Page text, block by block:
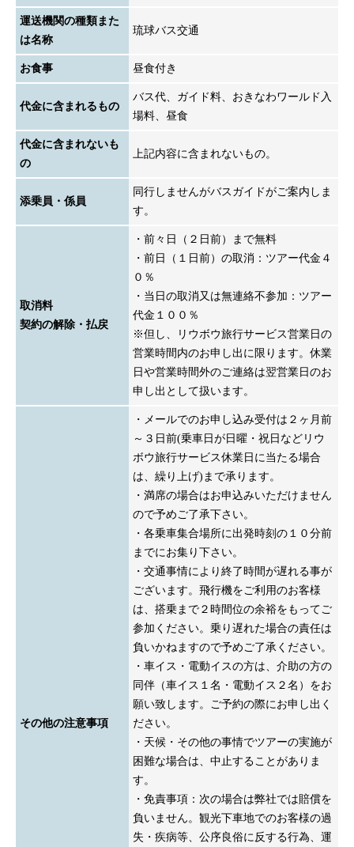
運送機関の種類また
は名称
琉球バス交通
お食事 昼食付き
代金に含まれるもの
バス代、ガイド料、おきなわワールド入
場料、昼食
代金に含まれないも
の
上記内容に含まれないもの。
添乗員・係員
同行しませんがバスガイドがご案内しま
す。
取消料
契約の解除・払戻
・前々日（２日前）まで無料
・前日（１日前）の取消：ツアー代金４
０％
・当日の取消又は無連絡不参加：ツアー
代金１００％
※但し、リウボウ旅行サービス営業日の
営業時間内のお申し出に限ります。休業
日や営業時間外のご連絡は翌営業日のお
申し出として扱います。
その他の注意事項
・メールでのお申し込み受付は２ヶ月前
～３日前(乗車日が日曜・祝日などリウ
ボウ旅行サービス休業日に当たる場合
は、繰り上げ)まで承ります。
・満席の場合はお申込みいただけません
ので予めご了承下さい。
・各乗車集合場所に出発時刻の１０分前
までにお集り下さい。
・交通事情により終了時間が遅れる事が
ございます。飛行機をご利用のお客様
は、搭乗まで２時間位の余裕をもってご
参加ください。乗り遅れた場合の責任は
負いかねますので予めご了承ください。
・車イス・電動イスの方は、介助の方の
同伴（車イス１名・電動イス２名）をお
願い致します。ご予約の際にお申し出く
ださい。
・天候・その他の事情でツアーの実施が
困難な場合は、中止することがありま
す。
・免責事項：次の場合は弊社では賠償を
負いません。観光下車地でのお客様の過
失・疾病等、公序良俗に反する行為、運